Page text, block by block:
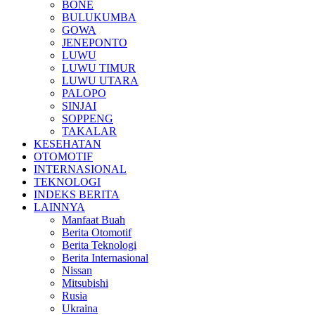
BONE
BULUKUMBA
GOWA
JENEPONTO
LUWU
LUWU TIMUR
LUWU UTARA
PALOPO
SINJAI
SOPPENG
TAKALAR
KESEHATAN
OTOMOTIF
INTERNASIONAL
TEKNOLOGI
INDEKS BERITA
LAINNYA
Manfaat Buah
Berita Otomotif
Berita Teknologi
Berita Internasional
Nissan
Mitsubishi
Rusia
Ukraina